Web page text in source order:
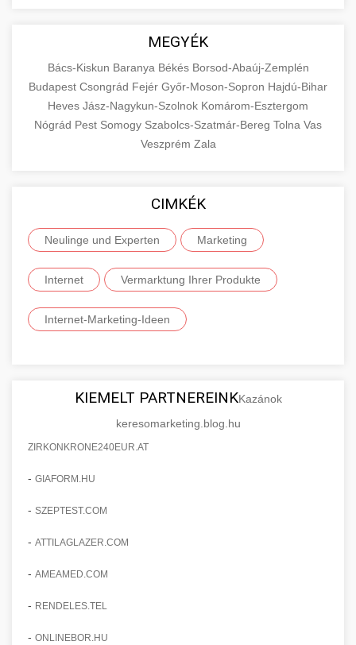
MEGYÉK
Bács-Kiskun Baranya Békés Borsod-Abaúj-Zemplén
Budapest Csongrád Fejér Győr-Moson-Sopron Hajdú-Bihar
Heves Jász-Nagykun-Szolnok Komárom-Esztergom
Nógrád Pest Somogy Szabolcs-Szatmár-Bereg Tolna Vas
Veszprém Zala
CIMKÉK
Neulinge und Experten Marketing
Internet Vermarktung Ihrer Produkte
Internet-Marketing-Ideen
KIEMELT PARTNEREINKKazánok
keresomarketing.blog.hu
ZIRKONKRONE240EUR.AT
- GIAFORM.HU
- SZEPTEST.COM
- ATTILAGLAZER.COM
- AMEAMED.COM
- RENDELES.TEL
- ONLINEBOR.HU